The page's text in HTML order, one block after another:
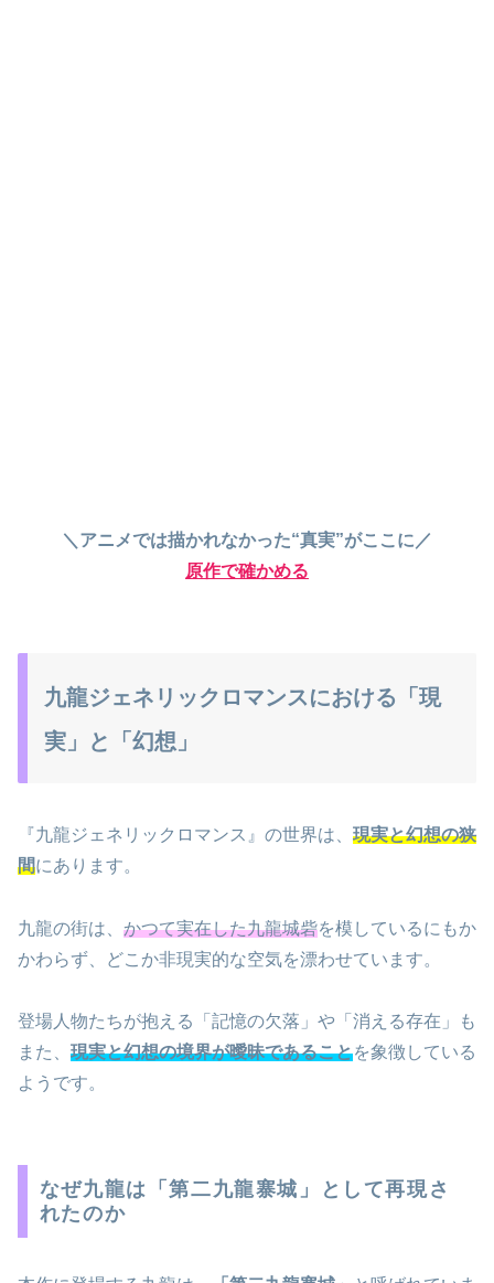
＼アニメでは描かれなかった“真実”がここに／
原作で確かめる
九龍ジェネリックロマンスにおける「現
実」と「幻想」
『九龍ジェネリックロマンス』の世界は、 現実と幻想の狭
間にあります。
九龍の街は、 かつて実在した九龍城砦を模しているにもか
かわらず、どこか非現実的な空気を漂わせています。
登場人物たちが抱える「記憶の欠落」や「消える存在」も
また、 現実と幻想の境界が曖昧であることを象徴している
ようです。
なぜ九龍は「第二九龍寨城」として再現さ
れたのか